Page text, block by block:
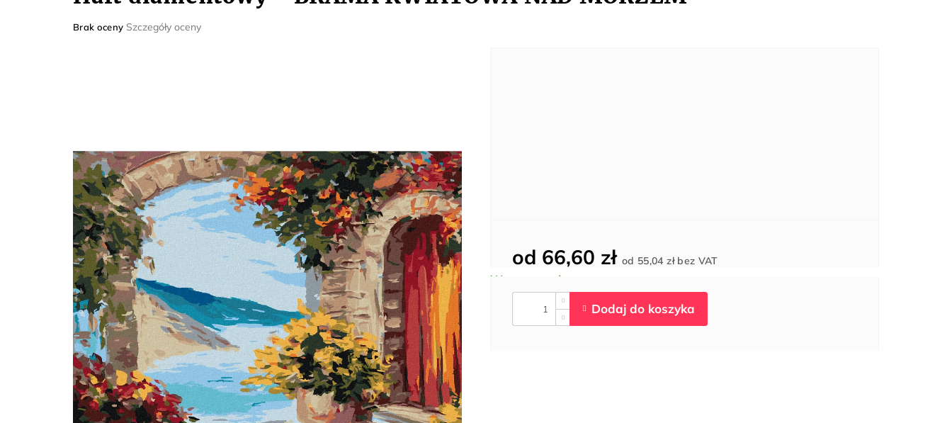
Średnia
Brak oceny Szczegóły oceny
od 66,60 zł od 55,04 złbez VAT